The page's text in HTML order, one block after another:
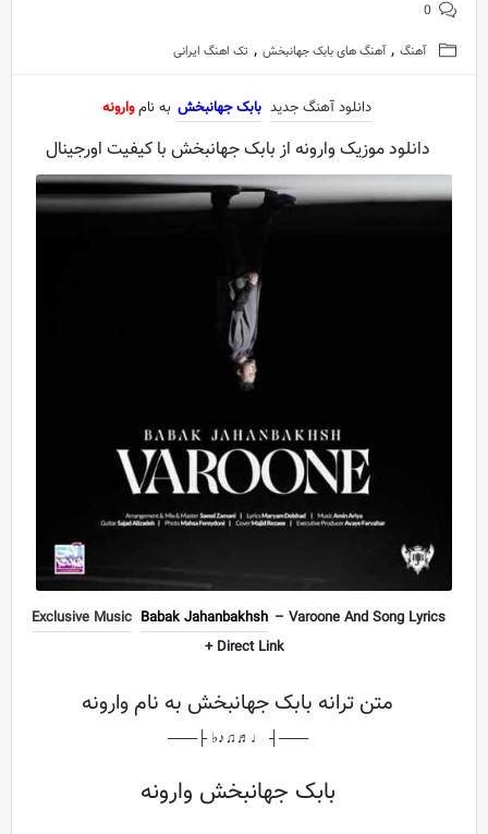
0
آهنگ , آهنگ های بابک جهانبخش , تک اهنگ ایرانی
دانلود آهنگ جدید بابک جهانبخش به ناموارونه
دانلود موزیک وارونه از بابک جهانبخش با کیفیت اورجینال
Exclusive Music Babak Jahanbakhsh – Varoone And Song Lyrics
+ Direct Link
متن ترانه بابک جهانبخش به نام وارونه
───┤ ♩♬♫♪♭ ├───
بابک جهانبخش وارونه